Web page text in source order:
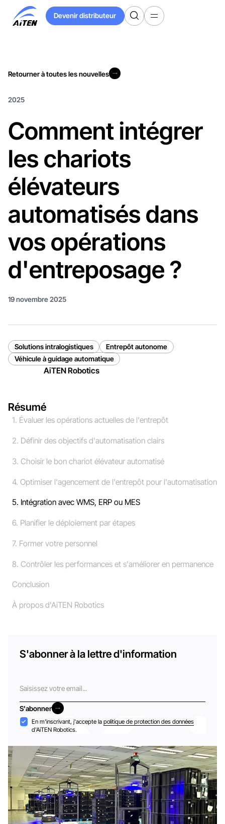
Main
Devenir distributeur
Devenir distributeur
Retourner à toutes les nouvelles
2025
Comment intégrer
les chariots
élévateurs
automatisés dans
vos opérations
d'entreposage ?
19 novembre 2025
Solutions intralogistiques
Entrepôt autonome
Véhicule à guidage automatique
AiTEN Robotics
Résumé
1. Évaluer les opérations actuelles de l'entrepôt
2. Définir des objectifs d'automatisation clairs
3. Choisir le bon chariot élévateur automatisé
4. Optimiser l'agencement de l'entrepôt pour l'automatisation
5. Intégration avec WMS, ERP ou MES
6. Planifier le déploiement par étapes
7. Former votre personnel
8. Contrôler les performances et s'améliorer en permanence
Conclusion
À propos d'AiTEN Robotics
S'abonner à la lettre d'information
S'abonner
S'abonner
Acceptation
En m'inscrivant, j'accepte la politique de protection des données
d'AiTEN Robotics.